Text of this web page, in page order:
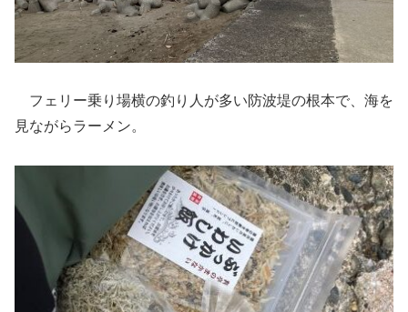
フェリー乗り場横の釣り人が多い防波堤の根本で、海を
見ながらラーメン。